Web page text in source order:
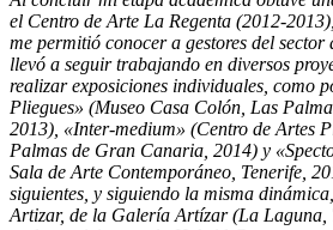
el Centro de Arte La Regenta (2012-
me permitió conocer a gestores del
llevó a seguir trabajando en diversos
realizar exposiciones individuales, como
Pliegues» (Museo Casa Colón, Las
2013), «Inter-medium» (Centro de Artes
Palmas de Gran Canaria, 2014) y
Sala de Arte Contemporáneo, Tenerife,
siguientes, y siguiendo la misma
Artizar, de la Galería Artízar (La Laguna,